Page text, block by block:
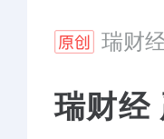
瑞财
瑞财经